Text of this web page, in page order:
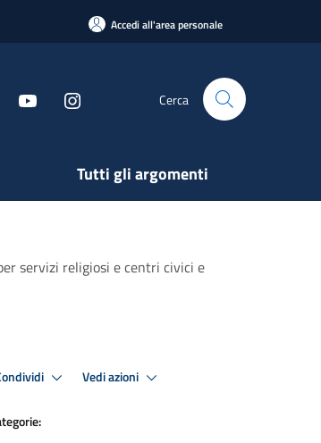
Accedi all'area personale
Cerca
Tutti gli argomenti
servizi religiosi e centri civici e
Vedi azioni